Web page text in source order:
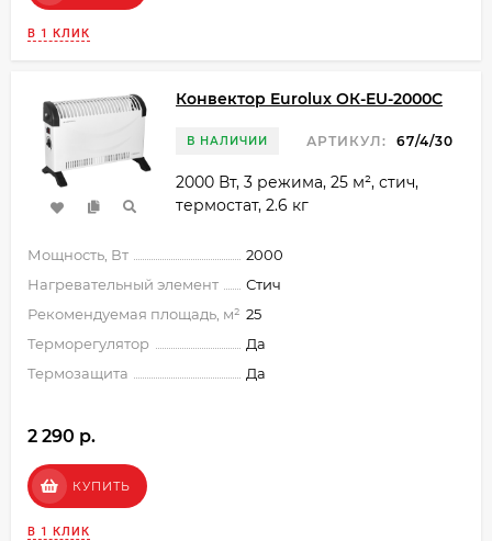
В 1 КЛИК
Конвектор Eurolux ОК-EU-2000C
В НАЛИЧИИ АРТИКУЛ: 67/4/30
2000 Вт, 3 режима, 25 м², стич,
термостат, 2.6 кг
Мощность, Вт
2000
Нагревательный элемент
Стич
Рекомендуемая площадь, м² 25
Терморегулятор
Да
Термозащита
Да
2 290 p.
КУПИТЬ
В 1 КЛИК